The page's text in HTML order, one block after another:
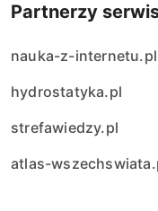
Partnerzy
nauka-z-internetu.pl
hydrostatyka.pl
strefawiedzy.pl
atlas-